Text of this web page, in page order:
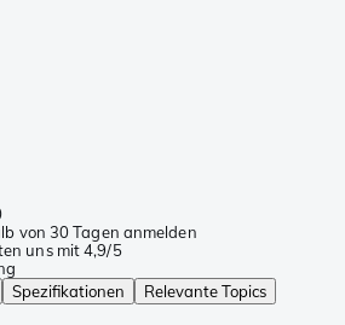
von 30 Tagen anmelden
uns mit 4,9/5
Spezifikationen
Relevante Topics